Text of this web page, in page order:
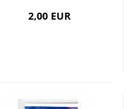
2,00 EUR